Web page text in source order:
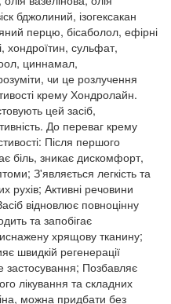
бджолиний, ізогексакан
перцю, бісаболол, ефірні
хондроїтин, сульфат,
циннамал,
чи це розлучення
крему Хондролайн.
цей засіб,
До переваг крему
Після першого
біль, зникає дискомфорт,
З'являється легкість та
рухів; Активні речовини
відновлює повноцінну
та запобігає
хрящову тканину;
швидкій регенерації
застосування; Позбавляє
лікування та складних
можна придбати без